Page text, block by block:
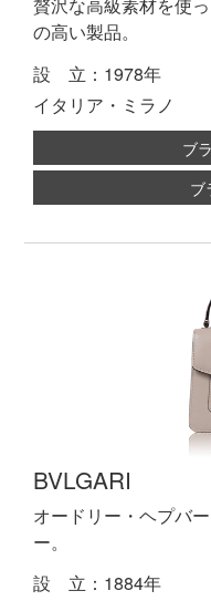
の高い製品。
設 立：1978年
イタリア・ミラノ
ブ
ブ
BVLGARI
オードリー・ヘプバ
ー。
設 立：1884年